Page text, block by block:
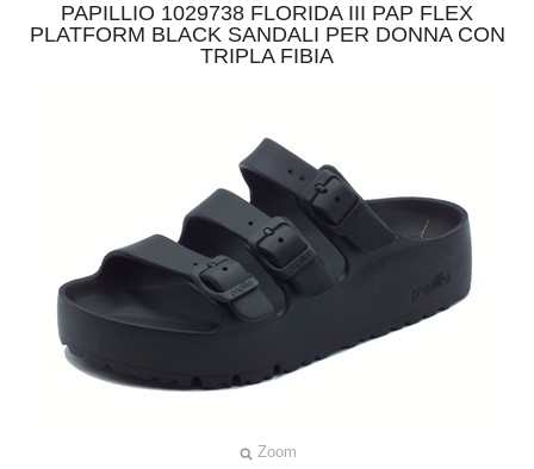
PAPILLIO 1029738 FLORIDA III PAP FLEX
PLATFORM BLACK SANDALI PER DONNA CON
TRIPLA FIBIA
Zoom